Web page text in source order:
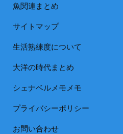
魚関連まとめ
サイトマップ
生活熟練度について
大洋の時代まとめ
シェナベルメモメモ
プライバシーポリシー
お問い合わせ